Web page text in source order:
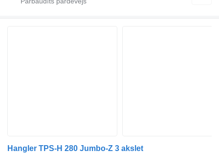
Hangler TPS-H 280 Jumbo-Z 3 akslet